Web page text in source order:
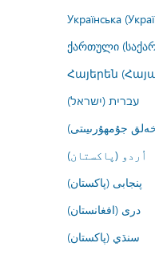
Українська
ქართული
Հայերեն
עברית (ישראל)
جۇمھۇرىيىتى)
اُردو (پاکستان)
پنجابی (پاکستان)
درى (افغانستان)
سنڌي (پاکستان)